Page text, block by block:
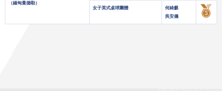
（緬甸曼德勒）
女子英式桌球團體
何綺麒
吳安儀